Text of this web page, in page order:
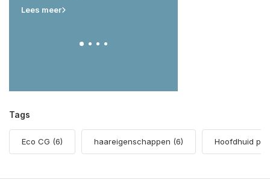
Lees meer
Tags
Eco CG (6) haareigenschappen (6) Hoofdhuid